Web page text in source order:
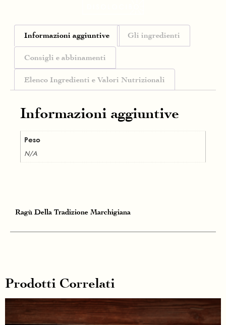
Informazioni aggiuntive Gli ingredienti
Consigli e abbinamenti
Elenco Ingredienti e Valori Nutrizionali
Informazioni aggiuntive
Peso
N/A
Ragù Della Tradizione Marchigiana
Prodotti Correlati